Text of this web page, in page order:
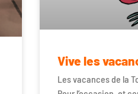
Vive les
Les vacances de la